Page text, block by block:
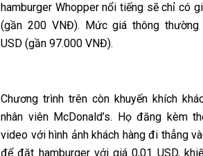
hamburger Whopper nổi tiếng sẽ chỉ có
(gần 200 VNĐ). Mức giá thông
USD (gần 97.000 VNĐ).
Chương trình trên còn khuyến khích
nhân viên McDonald’s. Họ đăng kèm
video với hình ảnh khách hàng đi thẳng
để đặt hamburger với giá 0,01 USD,